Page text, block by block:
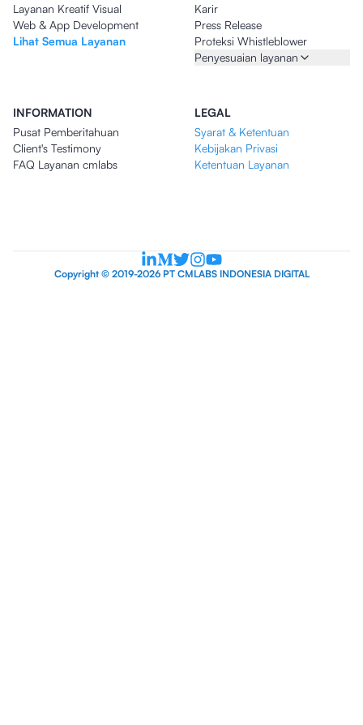
Layanan Kreatif Visual
Web & App Development
Lihat Semua Layanan
Karir
Press Release
Proteksi Whistleblower
Penyesuaian layanan
INFORMATION
Pusat Pemberitahuan
Client's Testimony
FAQ Layanan cmlabs
LEGAL
Syarat & Ketentuan
Kebijakan Privasi
Ketentuan Layanan
Copyright © 2019-2026 PT CMLABS INDONESIA DIGITAL